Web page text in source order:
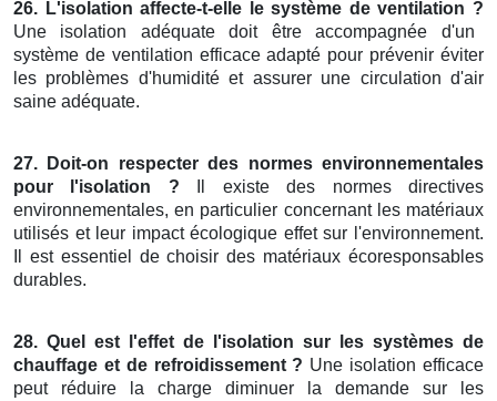
26. L'isolation affecte-t-elle le système de ventilation ?
Une isolation adéquate doit être accompagnée d'un
système de ventilation efficace adapté pour prévenir éviter
les problèmes d'humidité et assurer une circulation d'air
saine adéquate.
27. Doit-on respecter des normes environnementales
pour l'isolation ? Il existe des normes directives
environnementales, en particulier concernant les matériaux
utilisés et leur impact écologique effet sur l'environnement.
Il est essentiel de choisir des matériaux écoresponsables
durables.
28. Quel est l'effet de l'isolation sur les systèmes de
chauffage et de refroidissement ? Une isolation efficace
peut réduire la charge diminuer la demande sur les